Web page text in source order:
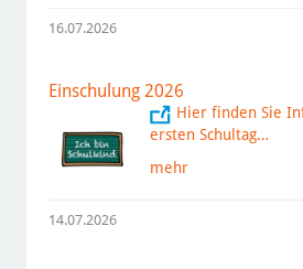
16.07.2026
Einschulung 2026
Hier finden Sie
ersten Schultag…
mehr
14.07.2026